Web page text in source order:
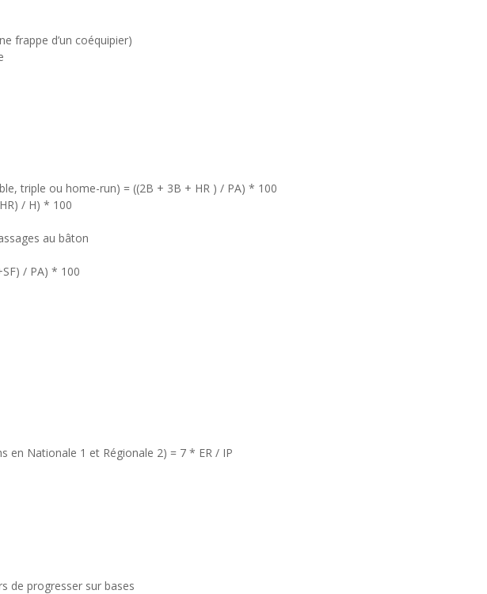
frappe d’un coéquipier)
triple ou home-run) = ((2B + 3B + HR ) / PA) * 100
/ H) * 100
au bâton
/ PA) * 100
en Nationale 1 et Régionale 2) = 7 * ER / IP
de progresser sur bases